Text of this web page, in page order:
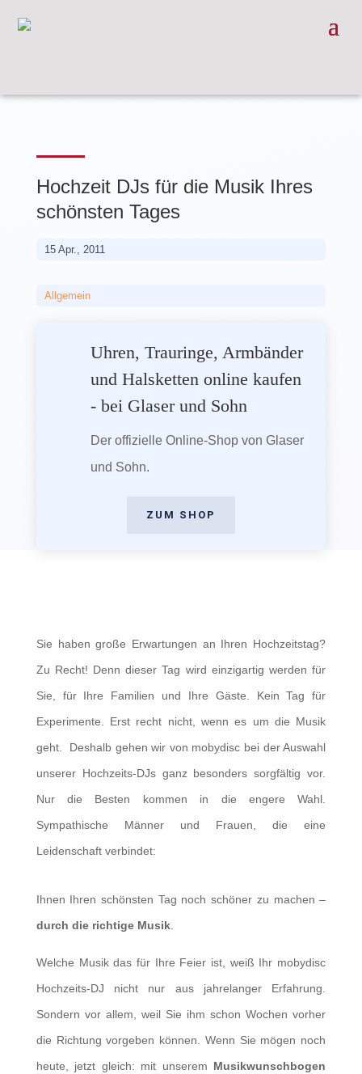
Hochzeit DJs für die Musik Ihres
schönsten Tages
15 Apr., 2011
Allgemein
Uhren, Trauringe, Armbänder
und Halsketten online kaufen
- bei Glaser und Sohn
Der offizielle Online-Shop von Glaser
und Sohn.
ZUM SHOP
Sie haben große Erwartungen an Ihren Hochzeitstag?
Zu Recht! Denn dieser Tag wird einzigartig werden für
Sie, für Ihre Familien und Ihre Gäste. Kein Tag für
Experimente. Erst recht nicht, wenn es um die Musik
geht. Deshalb gehen wir von mobydisc bei der Auswahl
unserer Hochzeits-DJs ganz besonders sorgfältig vor.
Nur die Besten kommen in die engere Wahl.
Sympathische Männer und Frauen, die eine
Leidenschaft verbindet:
Ihnen Ihren schönsten Tag noch schöner zu machen –
durch die richtige Musik.
Welche Musik das für Ihre Feier ist, weiß Ihr mobydisc
Hochzeits-DJ nicht nur aus jahrelanger Erfahrung.
Sondern vor allem, weil Sie ihm schon Wochen vorher
die Richtung vorgeben können. Wenn Sie mögen noch
heute, jetzt gleich: mit unserem Musikwunschbogen